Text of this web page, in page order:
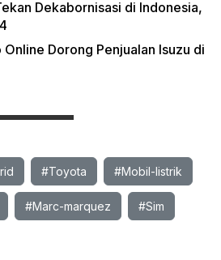
Dekabornisasi di Indonesia,
Dorong Penjualan Isuzu di
#Toyota #Mobil-listrik
#Marc-marquez #Sim